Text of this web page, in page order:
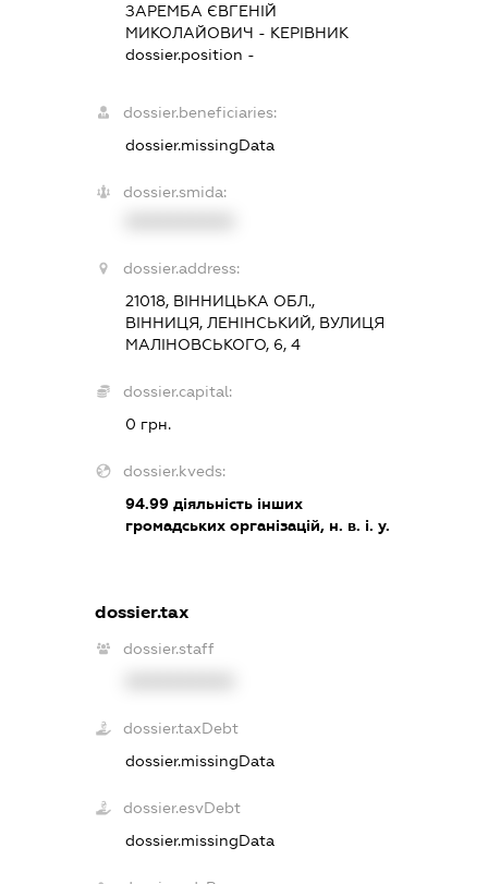
ЗАРЕМБА ЄВГЕНІЙ
МИКОЛАЙОВИЧ - КЕРІВНИК
dossier.position -
dossier.beneficiaries:
dossier.missingData
dossier.smida:
dossier.address:
21018, ВІННИЦЬКА ОБЛ.,
ВІННИЦЯ, ЛЕНІНСЬКИЙ, ВУЛИЦЯ
МАЛІНОВСЬКОГО, 6, 4
dossier.capital:
0 грн.
dossier.kveds:
94.99діяльність інших
громадських організацій, н. в. і. у.
dossier.tax
dossier.staff
dossier.taxDebt
dossier.missingData
dossier.esvDebt
dossier.missingData